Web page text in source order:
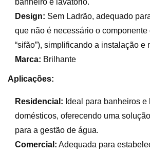
banheiro e lavatório.
Design: Sem Ladrão, adequado
que não é necessário o componente
“sifão”), simplificando a instalação e
Marca: Brilhante
Aplicações:
Residencial: Ideal para banheiros e
domésticos, oferecendo uma
para a gestão de água.
Comercial: Adequada para